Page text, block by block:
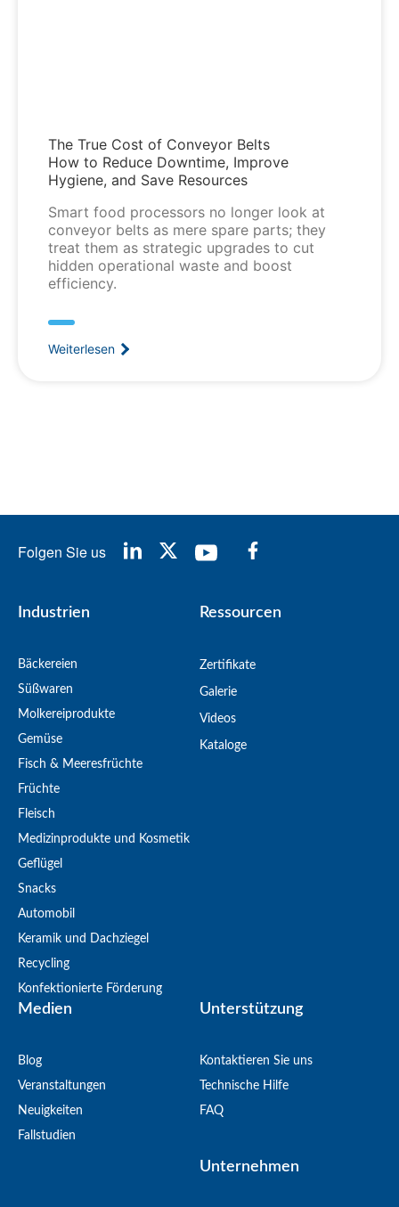
The True Cost of Conveyor Belts
How to Reduce Downtime, Improve
Hygiene, and Save Resources
Smart food processors no longer look at
conveyor belts as mere spare parts; they
treat them as strategic upgrades to cut
hidden operational waste and boost
efficiency.
Weiterlesen
Folgen Sie us
Industrien
Bäckereien
Süßwaren
Molkereiprodukte
Gemüse
Fisch & Meeresfrüchte
Früchte
Fleisch
Medizinprodukte und Kosmetik
Geflügel
Snacks
Automobil
Keramik und Dachziegel
Recycling
Konfektionierte Förderung
Ressourcen
Zertifikate
Galerie
Videos
Kataloge
Medien
Blog
Veranstaltungen
Neuigkeiten
Fallstudien
Unterstützung
Kontaktieren Sie uns
Technische Hilfe
FAQ
Unternehmen